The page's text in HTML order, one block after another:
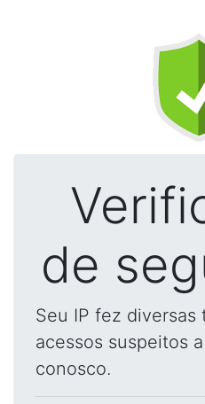
de
Seu IP fez diversas
acessos suspeitos
conosco.